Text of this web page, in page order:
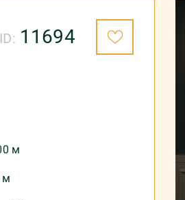
ID: 11694
м
м